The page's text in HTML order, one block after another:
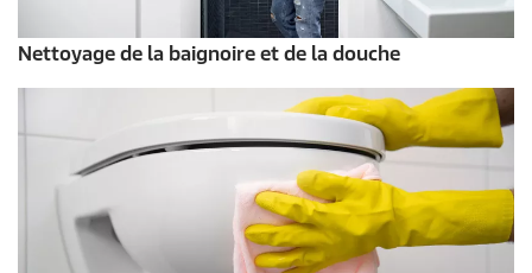
Nettoyage de la baignoire et de la douche